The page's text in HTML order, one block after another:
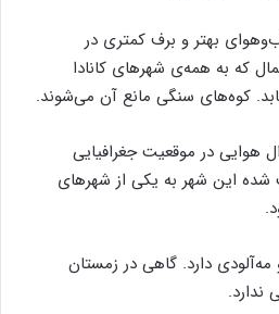
بهتر و برف كمتری در
كه به همه‌ی شهرهای كانادا
كوه‌های سنگی مانع آن می‌شوند.
هوایی در موقعیت جغرافیایی
شده این شهر به یكی از شهرهای
دارد. گاهی در زمستان
ندارد.